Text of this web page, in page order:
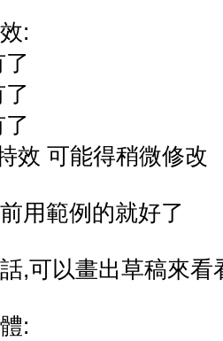
:
效 可能得稍微修改
用範例的就好了
,可以畫出草稿來
: